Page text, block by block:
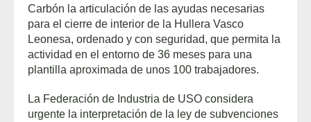
Carbón la articulación de las ayudas necesarias
para el cierre de interior de la Hullera Vasco
Leonesa, ordenado y con seguridad, que permita la
actividad en el entorno de 36 meses para una
plantilla aproximada de unos 100 trabajadores.
La Federación de Industria de USO considera
urgente la interpretación de la ley de subvenciones